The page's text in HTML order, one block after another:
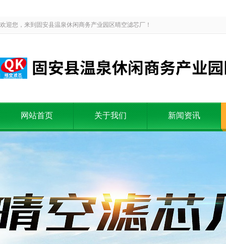
欢迎您，来到固安县温泉休闲商务产业园区晴空滤芯厂！
网站首页 关于我们 新闻资讯